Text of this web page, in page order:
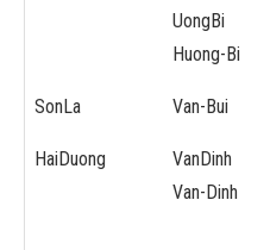
UongBi
Huong-Bi
SonLa Van-Bui
HaiDuong
VanDinh
Van-Dinh